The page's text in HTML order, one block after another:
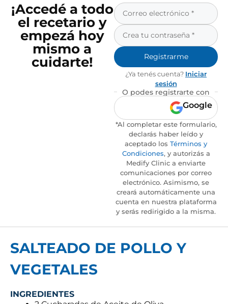
¡Accedé a todo
el recetario y
empezá hoy
mismo a
cuidarte!
Registrarme
¿Ya tenés cuenta? Iniciar
sesión
O podes registrarte con
Google
*Al completar este formulario,
declarás haber leído y
aceptado los Términos y
Condiciones, y autorizás a
Medify Clinic a enviarte
comunicaciones por correo
electrónico. Asimismo, se
creará automáticamente una
cuenta en nuestra plataforma
y serás redirigido a la misma.
SALTEADO DE POLLO Y
VEGETALES
INGREDIENTES